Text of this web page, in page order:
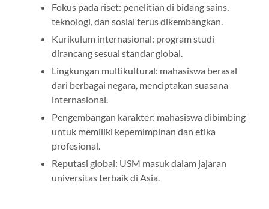
Fokus pada riset: penelitian di bidang sains,
teknologi, dan sosial terus dikembangkan.
Kurikulum internasional: program studi
dirancang sesuai standar global.
Lingkungan multikultural: mahasiswa berasal
dari berbagai negara, menciptakan suasana
internasional.
Pengembangan karakter: mahasiswa dibimbing
untuk memiliki kepemimpinan dan etika
profesional.
Reputasi global: USM masuk dalam jajaran
universitas terbaik di Asia.